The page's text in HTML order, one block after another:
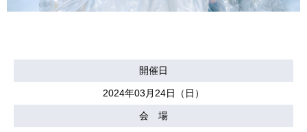
開催日
2024年03月24日（日）
会 場